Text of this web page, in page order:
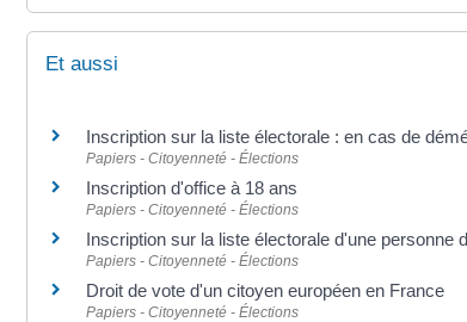
Et aussi
Inscription sur la liste électorale : en cas de
Papiers - Citoyenneté - Élections
Inscription d'office à 18 ans
Papiers - Citoyenneté - Élections
Inscription sur la liste électorale d'une personne
Papiers - Citoyenneté - Élections
Droit de vote d'un citoyen européen en France
Papiers - Citoyenneté - Élections